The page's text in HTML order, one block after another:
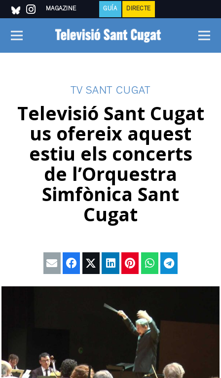
MAGAZINE GUÍA DIRECTE
TV SANT CUGAT
Televisió Sant Cugat
us ofereix aquest
estiu els concerts
de l’Orquestra
Simfònica Sant
Cugat